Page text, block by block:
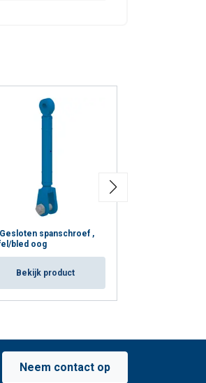
spanschroef ,
bled oog
Bekijk product
Neem contact op